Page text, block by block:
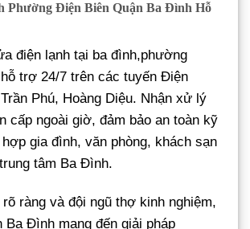
Phường Điện Biên Quận Ba Đình Hỗ
điện lạnh tại ba đình,phường
trợ 24/7 trên các tuyến Điện
Phú, Hoàng Diệu. Nhận xử lý
cấp ngoài giờ, đảm bảo an toàn kỹ
gia đình, văn phòng, khách sạn
tâm Ba Đình.
ràng và đội ngũ thợ kinh nghiệm,
Ba Đình mang đến giải pháp